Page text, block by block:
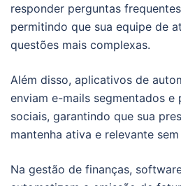
responder perguntas
permitindo que sua equipe de
questões mais complexas.
Além disso, aplicativos de
enviam e-mails segmentados e
sociais, garantindo que sua
mantenha ativa e relevante
Na gestão de finanças,